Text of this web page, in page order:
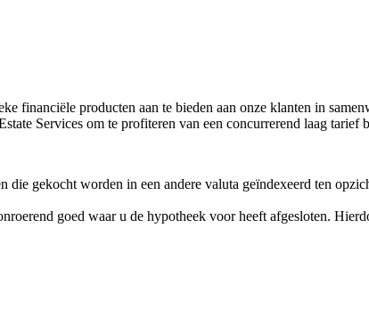
financiële producten aan te bieden aan onze klanten in
Services om te profiteren van een concurrerend laag
gekocht worden in een andere valuta geïndexeerd ten
goed waar u de hypotheek voor heeft afgesloten.